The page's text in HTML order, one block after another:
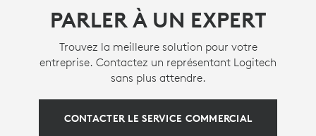
PARLER À UN EXPERT
Trouvez la meilleure solution pour votre
entreprise. Contactez un représentant Logitech
sans plus attendre.
CONTACTER LE SERVICE COMMERCIAL